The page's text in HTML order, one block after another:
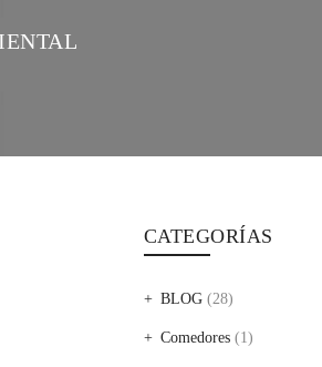
CATEGORÍAS
BLOG(28)
Comedores(1)